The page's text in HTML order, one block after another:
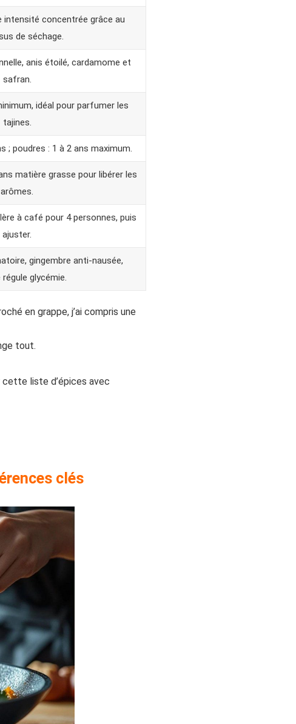
concentrée grâce au
de séchage.
anis étoilé, cardamome et
safran.
idéal pour parfumer les
tajines.
; poudres : 1 à 2 ans maximum.
matière grasse pour libérer les
arômes.
à café pour 4 personnes, puis
ajuster.
gingembre anti-nausée,
régule glycémie.
en grappe, j’ai compris une
tout.
cette liste d’épices avec
clés